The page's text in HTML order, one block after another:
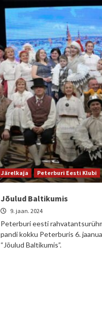
Järelkaja Peterburi Eesti Klubi
Jõulud Baltikumis
9. jaan. 2024
Peterburi eesti
pandi kokku Peterburis 6.
“Jõulud Baltikumis”.